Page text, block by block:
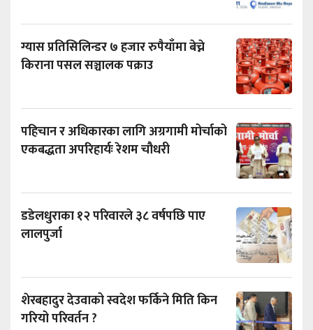
ग्यास प्रतिसिलिन्डर ७ हजार रुपैयाँमा बेच्ने
किराना पसल सञ्चालक पक्राउ
पहिचान र अधिकारका लागि अग्रगामी मोर्चाको
एकबद्धता अपरिहार्यः रेशम चौधरी
डडेलधुराका १२ परिवारले ३८ वर्षपछि पाए
लालपुर्जा
शेरबहादुर देउवाको स्वदेश फर्किने मिति किन
गरियो परिवर्तन ?